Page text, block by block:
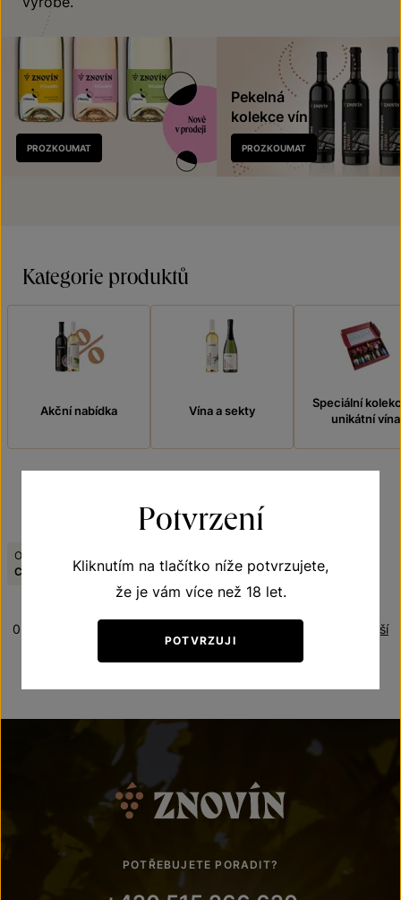
Nově
v prodeji
PROZKOUMAT
Pekelná
kolekce vín
PROZKOUMAT
Kategorie produktů
Akční nabídka Vína a sekty
Speciální
unikátní vína
Odrůda:
Cabernet Sauvignon kvevri
U vinohradu
Zrušit filtry
Nejnovější
0 produktů
POTŘEBUJETE PORADIT?
Potvrzení
Kliknutím na tlačítko níže potvrzujete,
že je vám více než 18 let.
POTVRZUJI